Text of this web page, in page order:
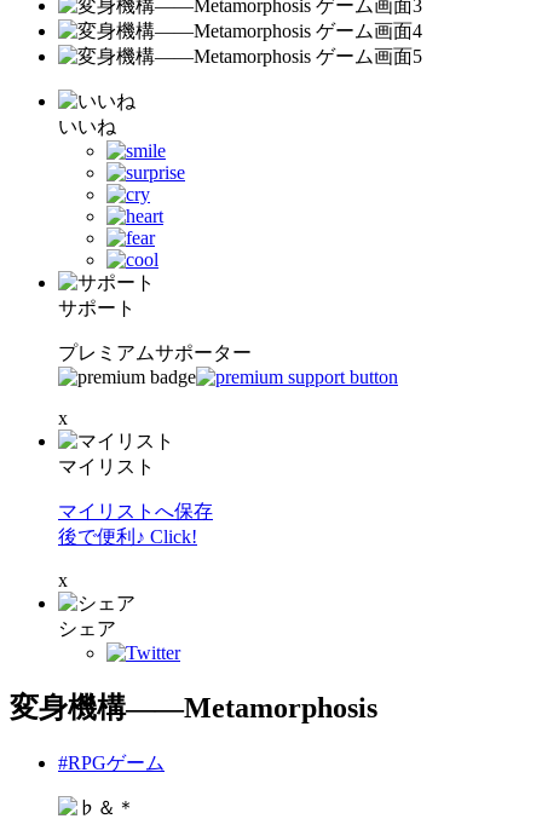
いいね
サポート
プレミアムサポーター
x
マイリスト
マイリストへ保存
後で便利♪ Click!
x
シェア
変身機構――Metamorphosis
#RPGゲーム